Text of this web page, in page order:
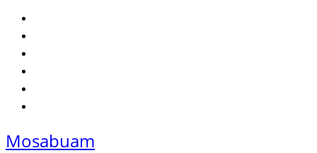
Zum
Inhalt
springen
Mosabuam